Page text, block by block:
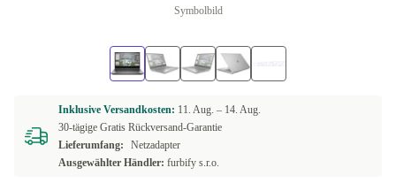
Symbolbild
Inklusive Versandkosten: 11. Aug. – 14. Aug.
30-tägige Gratis Rückversand-Garantie
Lieferumfang:
Netzadapter
Ausgewählter Händler: furbify s.r.o.